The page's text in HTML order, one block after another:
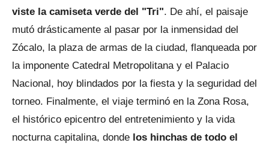
viste la camiseta verde del "Tri". De ahí, el paisaje
mutó drásticamente al pasar por la inmensidad del
Zócalo, la plaza de armas de la ciudad, flanqueada por
la imponente Catedral Metropolitana y el Palacio
Nacional, hoy blindados por la fiesta y la seguridad del
torneo. Finalmente, el viaje terminó en la Zona Rosa,
el histórico epicentro del entretenimiento y la vida
nocturna capitalina, donde los hinchas de todo el